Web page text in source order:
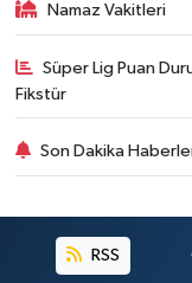
Namaz Vakitleri
Süper Lig Puan
Fikstür
Son Dakika
RSS